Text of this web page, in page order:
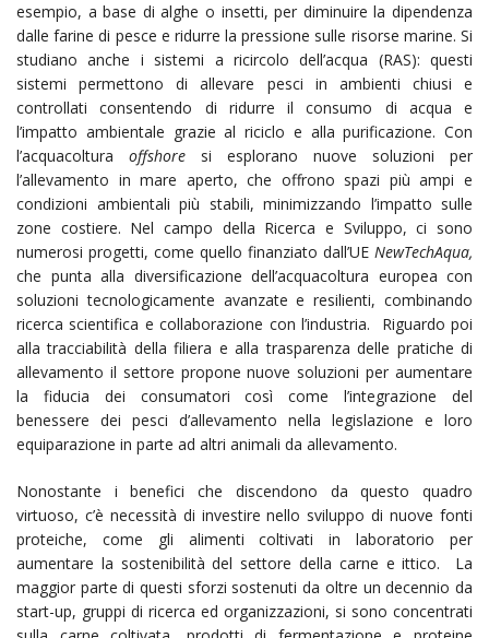
esempio, a base di alghe o insetti, per diminuire la dipendenza
dalle farine di pesce e ridurre la pressione sulle risorse marine. Si
studiano anche i sistemi a ricircolo dell’acqua (RAS): questi
sistemi permettono di allevare pesci in ambienti chiusi e
controllati consentendo di ridurre il consumo di acqua e
l’impatto ambientale grazie al riciclo e alla purificazione. Con
l’acquacoltura offshore si esplorano nuove soluzioni per
l’allevamento in mare aperto, che offrono spazi più ampi e
condizioni ambientali più stabili, minimizzando l’impatto sulle
zone costiere. Nel campo della Ricerca e Sviluppo, ci sono
numerosi progetti, come quello finanziato dall’UE NewTechAqua,
che punta alla diversificazione dell’acquacoltura europea con
soluzioni tecnologicamente avanzate e resilienti, combinando
ricerca scientifica e collaborazione con l’industria. Riguardo poi
alla tracciabilità della filiera e alla trasparenza delle pratiche di
allevamento il settore propone nuove soluzioni per aumentare
la fiducia dei consumatori così come l’integrazione del
benessere dei pesci d’allevamento nella legislazione e loro
equiparazione in parte ad altri animali da allevamento.
Nonostante i benefici che discendono da questo quadro
virtuoso, c’è necessità di investire nello sviluppo di nuove fonti
proteiche, come gli alimenti coltivati ​​in laboratorio per
aumentare la sostenibilità del settore della carne e ittico. La
maggior parte di questi sforzi sostenuti da oltre un decennio da
start-up, gruppi di ricerca ed organizzazioni, si sono concentrati